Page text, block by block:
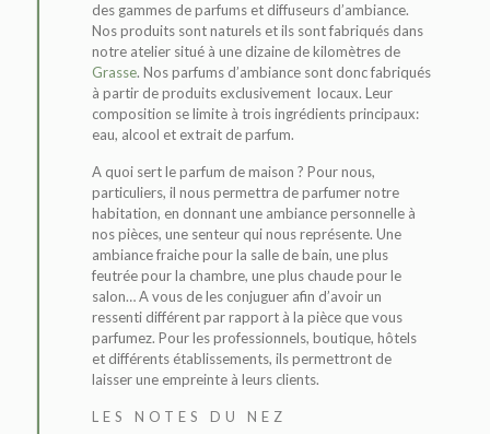
des gammes de parfums et diffuseurs d’ambiance.
Nos produits sont naturels et ils sont fabriqués dans
notre atelier situé à une dizaine de kilomètres de
Grasse. Nos parfums d’ambiance sont donc fabriqués
à partir de produits exclusivement locaux. Leur
composition se limite à trois ingrédients principaux:
eau, alcool et extrait de parfum.
A quoi sert le parfum de maison ? Pour nous,
particuliers, il nous permettra de parfumer notre
habitation, en donnant une ambiance personnelle à
nos pièces, une senteur qui nous représente. Une
ambiance fraiche pour la salle de bain, une plus
feutrée pour la chambre, une plus chaude pour le
salon… A vous de les conjuguer afin d’avoir un
ressenti différent par rapport à la pièce que vous
parfumez. Pour les professionnels, boutique, hôtels
et différents établissements, ils permettront de
laisser une empreinte à leurs clients.
LES NOTES DU NEZ